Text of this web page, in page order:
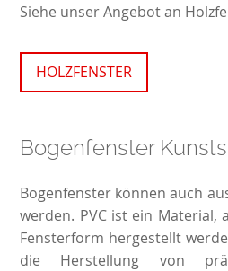
Siehe unser Angebot an
HOLZFENSTER
Bogenfenster
Bogenfenster können auch
werden. PVC ist ein Material,
Fensterform hergestellt
die Herstellung von